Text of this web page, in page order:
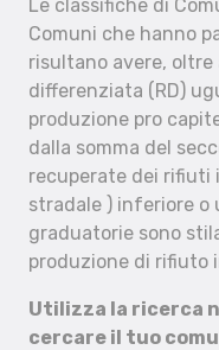
Le classifiche di
Comuni che hanno
risultano avere,
differenziata (RD)
produzione pro
dalla somma del
recuperate dei rifiuti
stradale ) inferiore o
graduatorie sono
produzione di rifiuto
Utilizza la ricerca
cercare il tuo